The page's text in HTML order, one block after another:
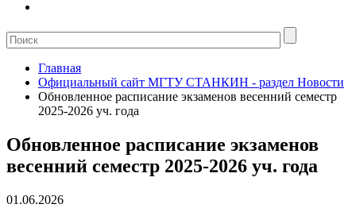
Главная
Официальный сайт МГТУ СТАНКИН - раздел Новости
Обновленное расписание экзаменов весенний семестр
2025-2026 уч. года
Обновленное расписание экзаменов
весенний семестр 2025-2026 уч. года
01.06.2026